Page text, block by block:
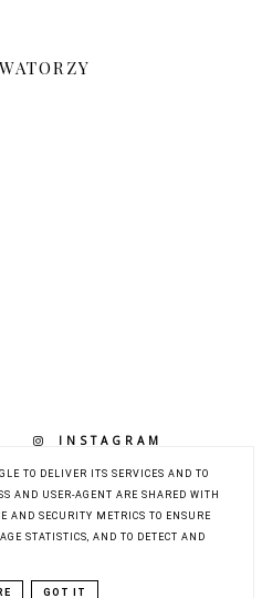
INSTAGRAM
KAROGRAFIA.PL
TO DELIVER ITS SERVICES AND TO
AND USER-AGENT ARE SHARED WITH
AND SECURITY METRICS TO ENSURE
STATISTICS, AND TO DETECT AND
GOT IT